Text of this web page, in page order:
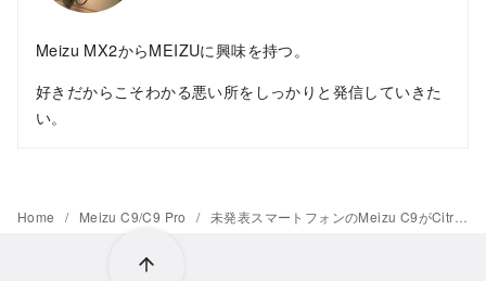
Meizu MX2からMEIZUに興味を持つ。
好きだからこそわかる悪い所をしっかりと発信していきた
い。
Home Meizu C9/C9 Pro 未発表スマートフォンのMeizu C9がCitrus.uaに展示。UNISOC SC9832Eを搭載したローエンドモデルに